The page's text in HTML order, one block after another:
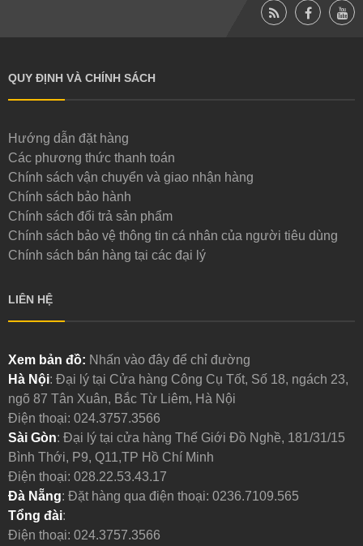
QUY ĐỊNH VÀ CHÍNH SÁCH
Hướng dẫn đặt hàng
Các phương thức thanh toán
Chính sách vận chuyển và giao nhận hàng
Chính sách bảo hành
Chính sách đổi trả sản phẩm
Chính sách bảo vệ thông tin cá nhân của người tiêu dùng
Chính sách bán hàng tại các đại lý
LIÊN HỆ
Xem bản đồ: Nhấn vào đây để chỉ đường
Hà Nội: Đại lý tại Cửa hàng Công Cụ Tốt, Số 18, ngách 23,
ngõ 87 Tân Xuân, Bắc Từ Liêm, Hà Nội
Điện thoại: 024.3757.3566
Sài Gòn: Đại lý tại cửa hàng Thế Giới Đồ Nghề, 181/31/15
Bình Thới, P9, Q11,TP Hồ Chí Minh
Điện thoại: 028.22.53.43.17
Đà Nẵng: Đặt hàng qua điện thoại: 0236.7109.565
Tổng đài:
Điện thoại: 024.3757.3566